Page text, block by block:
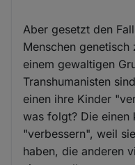
Aber gesetzt den
Menschen
einem gewaltigen
Transhumanisten
einen ihre Kinder
was folgt? Die einen
"verbessern", weil
haben, die anderen